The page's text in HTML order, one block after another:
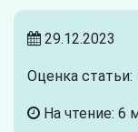
29.12.2023
Оценка статьи:
На чтение: 6